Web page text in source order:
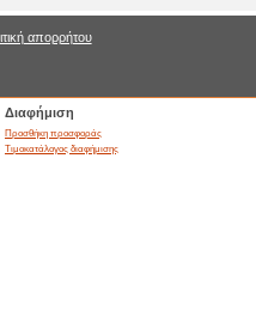
Ekptoseis
σου και
των 50€